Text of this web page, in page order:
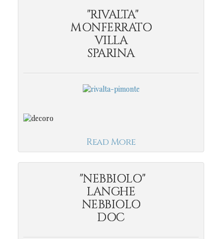
"RIVALTA"
MONFERRATO
VILLA
SPARINA
Read More
"NEBBIOLO"
LANGHE
NEBBIOLO
DOC